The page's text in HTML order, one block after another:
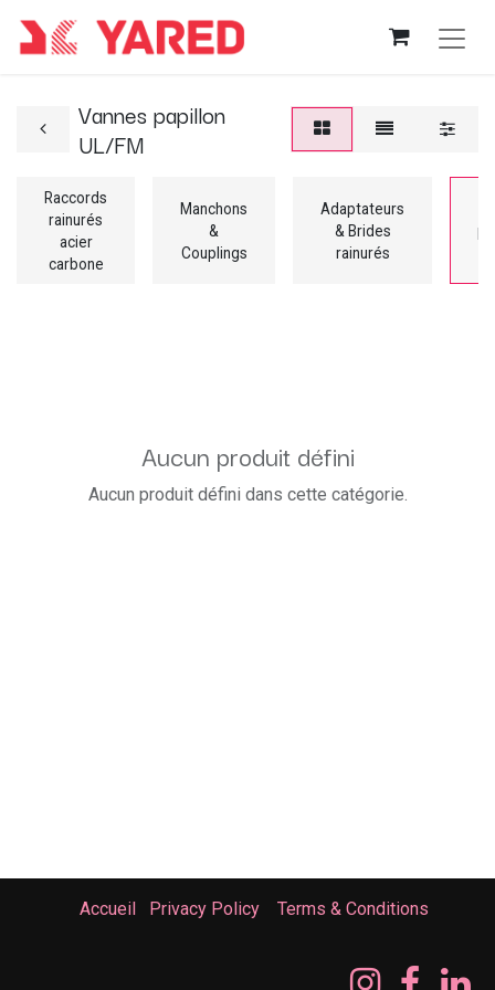
Vannes papillon
UL/FM
Raccords
rainurés
acier
carbone
Manchons
&
Couplings
Adaptateurs
& Brides
rainurés
Aucun produit défini
Aucun produit défini dans cette catégorie.
Accueil Privacy Policy Terms & Conditions